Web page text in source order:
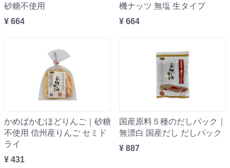
砂糖不使用
¥ 664
機ナッツ 無塩 生タイプ
¥ 664
かめばかむほどりんご｜砂糖
不使用 信州産りんご セミド
ライ
¥ 431
国産原料５種のだしパック｜
無漂白 国産だし だしパック
¥ 887